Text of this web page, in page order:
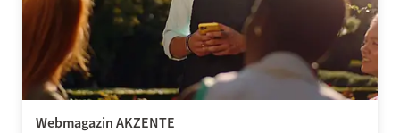
Webmagazin AKZENTE